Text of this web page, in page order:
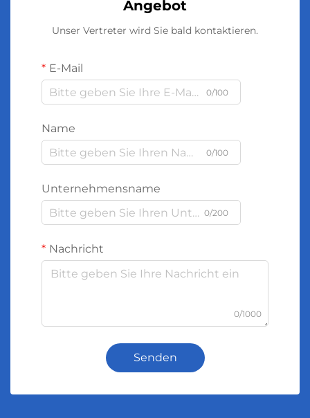
Angebot
Unser Vertreter wird Sie bald kontaktieren.
E-Mail
0/100
Name
0/100
Unternehmensname
0/200
Nachricht
0/1000
Senden